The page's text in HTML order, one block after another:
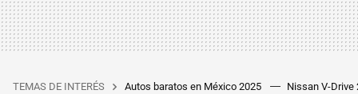
TEMAS DE INTERÉS Autos baratos en México 2025 Nissan V-Drive